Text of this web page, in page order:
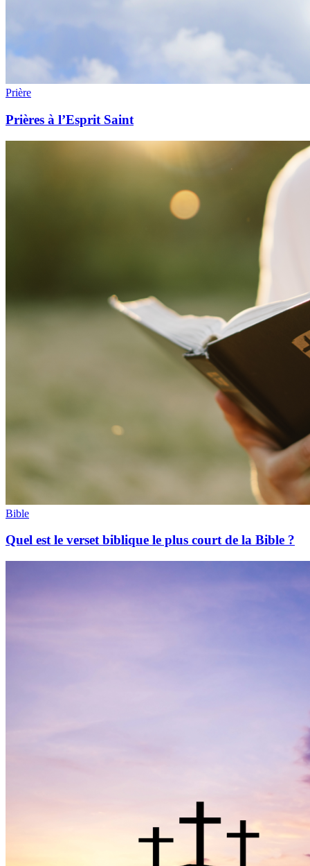
Prière
Prières à l’Esprit Saint
Bible
Quel est le verset biblique le plus court de la Bible ?